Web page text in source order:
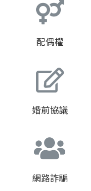
配偶權
婚前協議
網路詐騙